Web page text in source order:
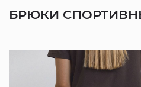
БРЮКИ